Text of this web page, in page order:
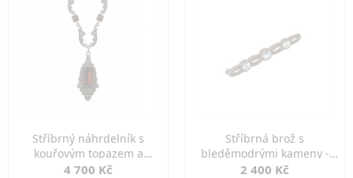
Stříbrný náhrdelník s
kouřovým topazem a
markazity
4 700 Kč
Stříbrná brož s
bleděmodrými kameny -
jemná elegance
2 400 Kč